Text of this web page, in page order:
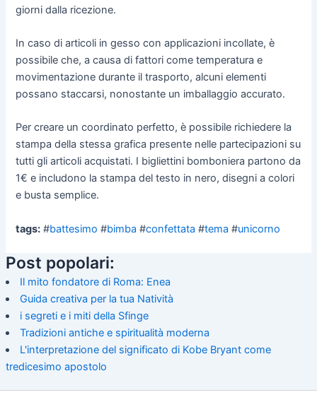
giorni dalla ricezione.
In caso di articoli in gesso con applicazioni incollate, è
possibile che, a causa di fattori come temperatura e
movimentazione durante il trasporto, alcuni elementi
possano staccarsi, nonostante un imballaggio accurato.
Per creare un coordinato perfetto, è possibile richiedere la
stampa della stessa grafica presente nelle partecipazioni su
tutti gli articoli acquistati. I bigliettini bomboniera partono da
1€ e includono la stampa del testo in nero, disegni a colori
e busta semplice.
tags: #battesimo #bimba #confettata #tema #unicorno
Post popolari:
Il mito fondatore di Roma: Enea
Guida creativa per la tua Natività
i segreti e i miti della Sfinge
Tradizioni antiche e spiritualità moderna
L'interpretazione del significato di Kobe Bryant come
tredicesimo apostolo